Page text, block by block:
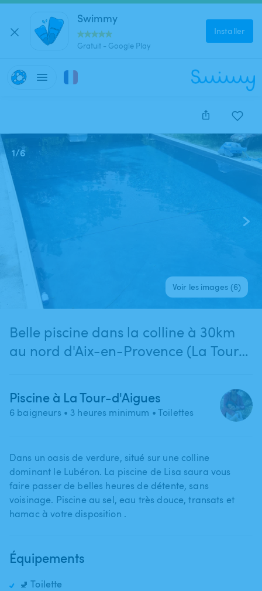
Swimmy
Gratuit - Google Play
Installer
1/6
Voir les images (6)
Belle piscine dans la colline à 30km
au nord d'Aix-en-Provence (La Tour-
Piscine à La Tour-d'Aigues
6 baigneurs • 3 heures minimum • Toilettes
Dans un oasis de verdure​,​ situé sur une colline
dominant le Lubéron. La piscine de Lisa saura vous
faire passer de belles heures de détente​,​ sans
voisinage. Piscine au sel​,​ eau très douce​,​ transats et
hamac à votre disposition .
Équipements
🚽 Toilette